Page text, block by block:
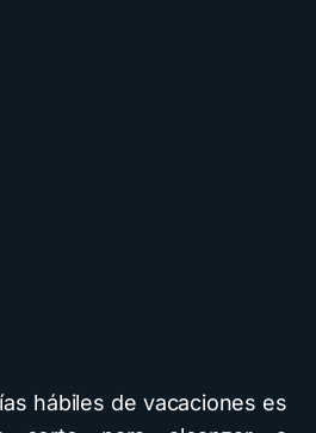
hábiles de vacaciones es